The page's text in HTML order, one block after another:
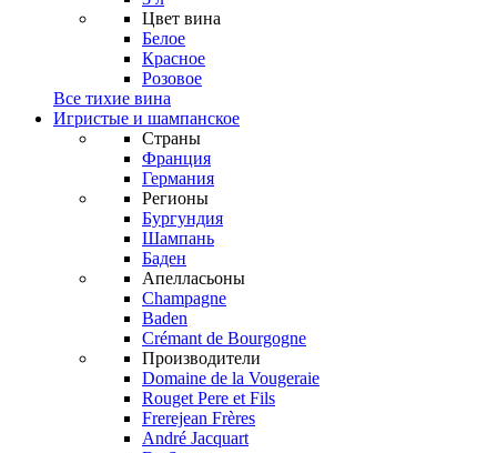
Цвет вина
Белое
Красное
Розовое
Все тихие вина
Игристые и шампанское
Страны
Франция
Германия
Регионы
Бургундия
Шампань
Баден
Апелласьоны
Champagne
Baden
Crémant de Bourgogne
Производители
Domaine de la Vougeraie
Rouget Pere et Fils
Frerejean Frères
André Jacquart